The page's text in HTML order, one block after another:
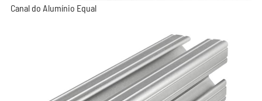
Canal do Alumínio Equal